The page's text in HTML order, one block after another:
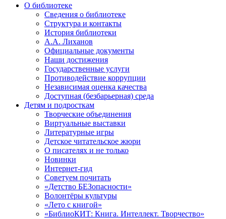
О библиотеке
Сведения о библиотеке
Структура и контакты
История библиотеки
А.А. Лиханов
Официальные документы
Наши достижения
Государственные услуги
Противодействие коррупции
Независимая оценка качества
Доступная (безбарьерная) среда
Детям и подросткам
Творческие объединения
Виртуальные выставки
Литературные игры
Детское читательское жюри
О писателях и не только
Новинки
Интернет-гид
Советуем почитать
«Детство БЕЗопасности»
Волонтёры культуры
«Лето с книгой»
«БиблиоКИТ: Книга. Интеллект. Творчество»